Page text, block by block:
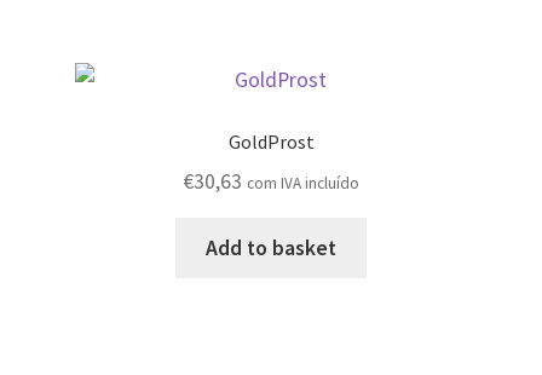
GoldProst
€30,63 com IVA incluído
Add to basket